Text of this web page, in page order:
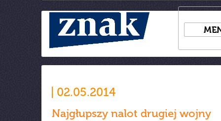
02.05.2014
Najgłupszy nalot drugiej wojny